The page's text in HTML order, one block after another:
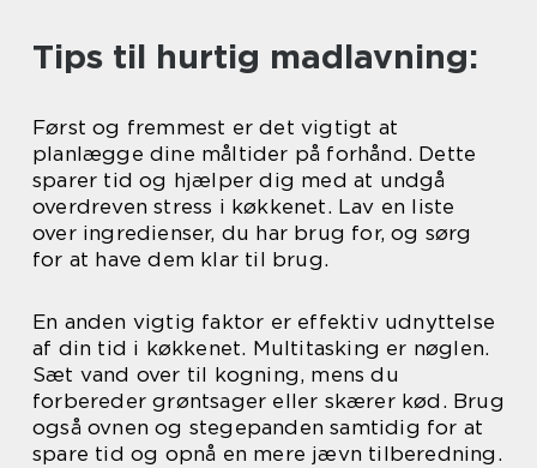
Tips til hurtig madlavning:
Først og fremmest er det vigtigt at
planlægge dine måltider på forhånd. Dette
sparer tid og hjælper dig med at undgå
overdreven stress i køkkenet. Lav en liste
over ingredienser, du har brug for, og sørg
for at have dem klar til brug.
En anden vigtig faktor er effektiv udnyttelse
af din tid i køkkenet. Multitasking er nøglen.
Sæt vand over til kogning, mens du
forbereder grøntsager eller skærer kød. Brug
også ovnen og stegepanden samtidig for at
spare tid og opnå en mere jævn tilberedning.